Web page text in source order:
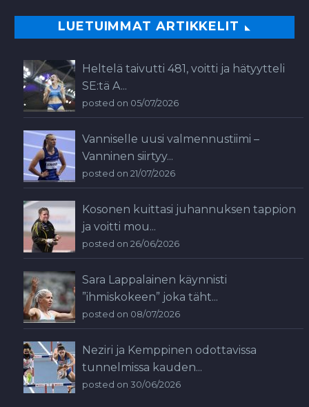
LUETUIMMAT ARTIKKELIT
Heltelä taivutti 481, voitti ja hätyytteli
SE:tä A...
posted on 05/07/2026
Vanniselle uusi valmennustiimi –
Vanninen siirtyy...
posted on 21/07/2026
Kosonen kuittasi juhannuksen tappion
ja voitti mou...
posted on 26/06/2026
Sara Lappalainen käynnisti
”ihmiskokeen” joka täht...
posted on 08/07/2026
Neziri ja Kemppinen odottavissa
tunnelmissa kauden...
posted on 30/06/2026